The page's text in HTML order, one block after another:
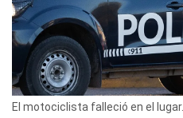
El motociclista falleció en el lugar.